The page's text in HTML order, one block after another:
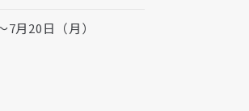
月20日（月）